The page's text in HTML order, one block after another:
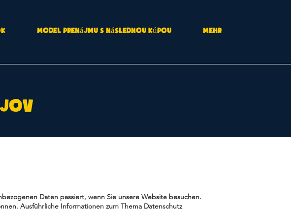
Model prenájmu s následnou kúpou Mehr
Daten passiert, wenn Sie unsere Website besuchen.
Ausführliche Informationen zum Thema Datenschutz